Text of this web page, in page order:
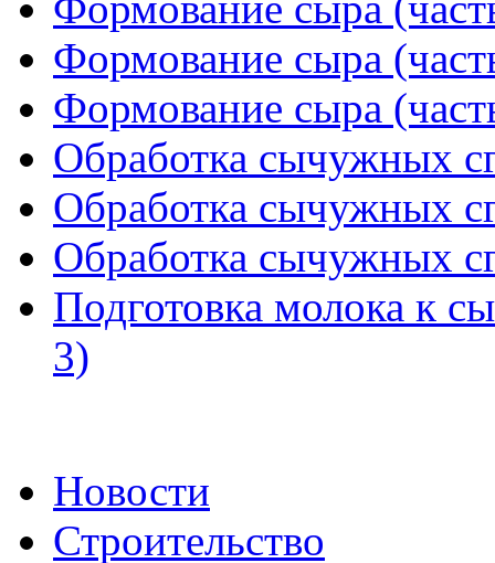
Формование сыра
Формование сыра
Обработка сычужных
Обработка сычужных
Обработка сычужных
Подготовка молока к
3)
Новости
Строительство